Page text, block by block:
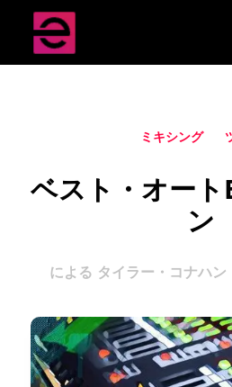
ミキシング
ベスト・オート
ン
による タイラー・コナハン